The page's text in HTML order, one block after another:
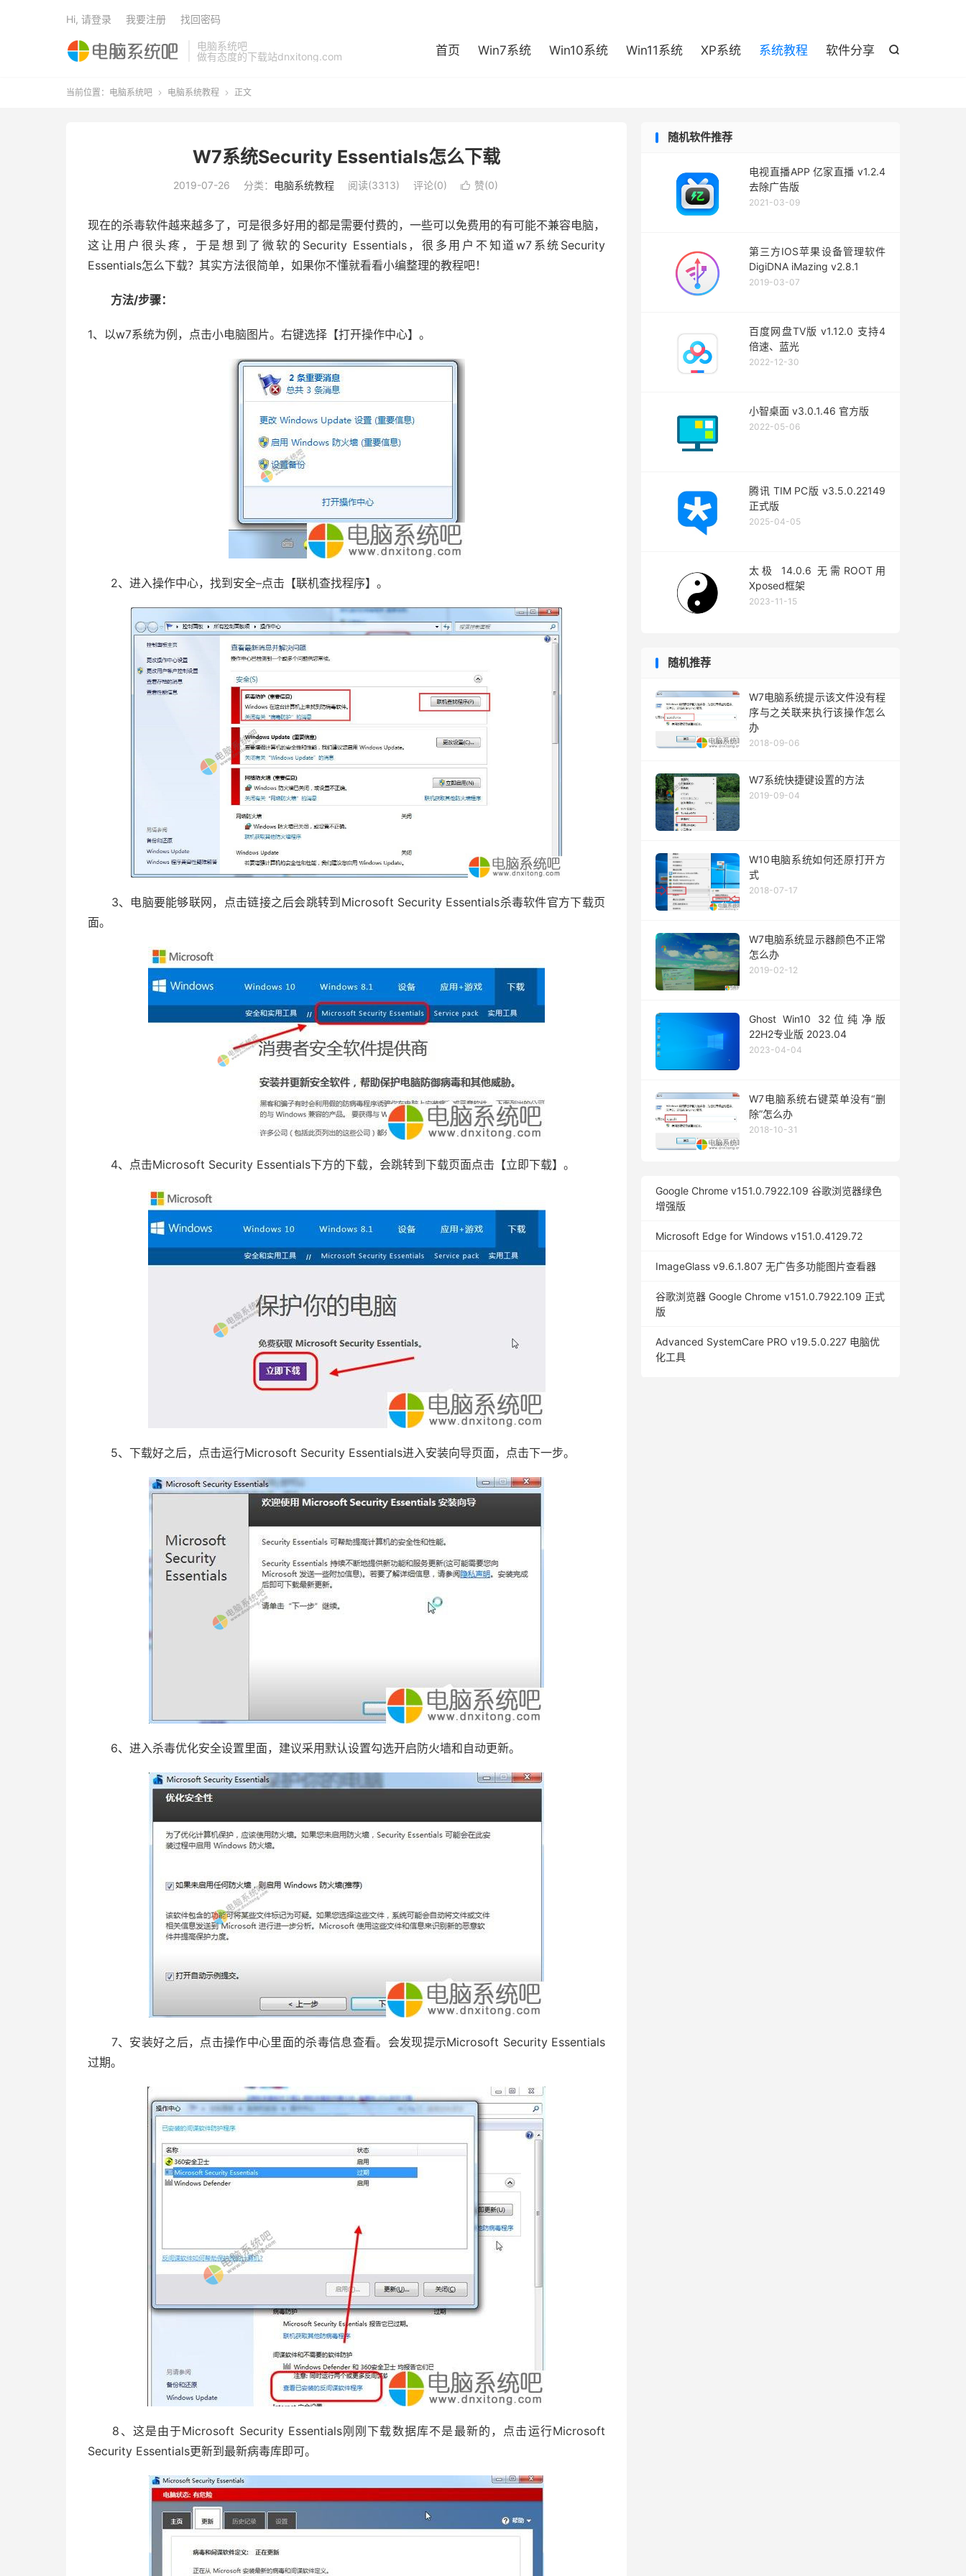
电脑系统吧
做有态度的下载站dnxitong.com

首页 Win7系统 Win10系统 Win11系统 XP系统 系统教程 软件分享
Hi, 请登录 我要注册 找回密码
当前位置： 电脑系统吧  电脑系统教程  正文
W7系统Security Essentials怎么下载
2019-07-26 分类： 电脑系统教程 阅读(3313) 评论(0)  赞(0)
现在的杀毒软件越来越多了，可是很多好用的都是需要付费的，一些可以免费用的有可能不兼容电脑，
这让用户很头疼，于是想到了微软的Security Essentials，很多用户不知道w7系统Security
Essentials怎么下载？其实方法很简单，如果你不懂就看看小编整理的教程吧！
方法/步骤：
1、以w7系统为例，点击小电脑图片。右键选择【打开操作中心】。
2、进入操作中心，找到安全–点击【联机查找程序】。
3、电脑要能够联网，点击链接之后会跳转到Microsoft Security Essentials杀毒软件官方下载页
面。
4、点击Microsoft Security Essentials下方的下载，会跳转到下载页面点击【立即下载】。
5、下载好之后，点击运行Microsoft Security Essentials进入安装向导页面，点击下一步。
6、进入杀毒优化安全设置里面，建议采用默认设置勾选开启防火墙和自动更新。
7、安装好之后，点击操作中心里面的杀毒信息查看。会发现提示Microsoft Security Essentials
过期。
8、这是由于Microsoft Security Essentials刚刚下载数据库不是最新的，点击运行Microsoft
Security Essentials更新到最新病毒库即可。
随机软件推荐
电视直播APP 亿家直播 v1.2.4
去除广告版
2021-03-09
第三方IOS苹果设备管理软件
DigiDNA iMazing v2.8.1
2019-03-07
百度网盘TV版 v1.12.0 支持4
倍速、蓝光
2022-12-30
小智桌面 v3.0.1.46 官方版
2022-05-06
腾讯 TIM PC版 v3.5.0.22149
正式版
2025-04-05
太极 14.0.6 无需ROOT用
Xposed框架
2023-11-15
随机推荐
W7电脑系统提示该文件没有程
序与之关联来执行该操作怎么
办
2018-09-06
W7系统快捷键设置的方法
2019-09-04
W10电脑系统如何还原打开方
式
2018-07-17
W7电脑系统显示器颜色不正常
怎么办
2019-02-12
Ghost Win10 32位纯净版
22H2专业版 2023.04
2023-04-04
W7电脑系统右键菜单没有“删
除”怎么办
2018-10-31
Google Chrome v151.0.7922.109 谷歌浏览器绿色
增强版
Microsoft Edge for Windows v151.0.4129.72
ImageGlass v9.6.1.807 无广告多功能图片查看器
谷歌浏览器 Google Chrome v151.0.7922.109 正式
版
Advanced SystemCare PRO v19.5.0.227 电脑优
化工具